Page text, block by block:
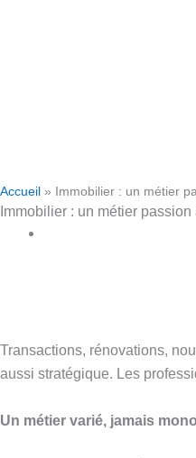
Accueil » Immobilier : un métier
Immobilier : un métier
Transactions, rénovations,
aussi stratégique. Les
Un métier varié, jamais